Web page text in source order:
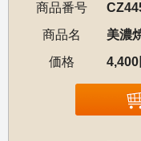
商品番号
商品名
美濃
価格
4,400